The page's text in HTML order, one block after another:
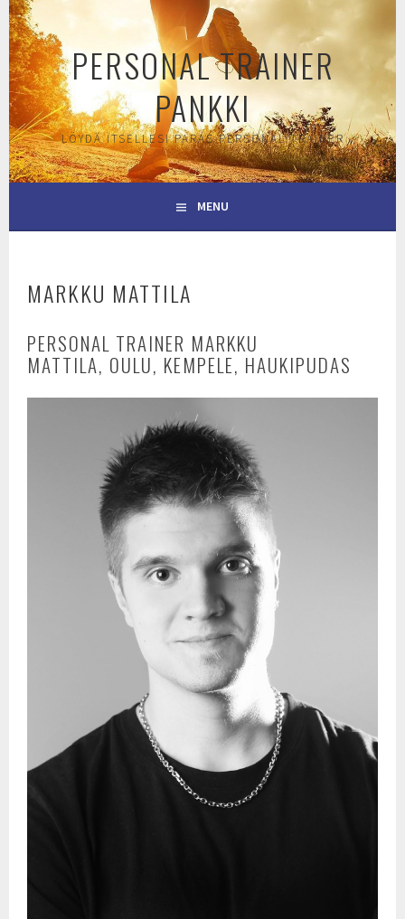
Skip
to
content
PERSONAL TRAINER
PANKKI
LÖYDÄ ITSELLESI PARAS PERSONAL TRAINER
MENU
MARKKU MATTILA
PERSONAL TRAINER MARKKU
MATTILA, OULU, KEMPELE, HAUKIPUDAS